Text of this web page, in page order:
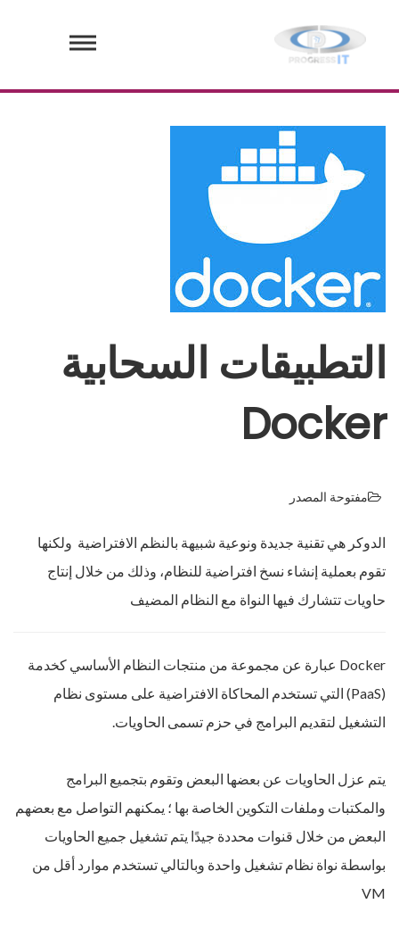
التطبيقات السحابية
Docker
مفتوحة المصدر
الدوكر هي تقنية جديدة ونوعية شبيهة بالنظم الافتراضية ‏ ولكنها
تقوم بعملية إنشاء نسخ افتراضية للنظام، وذلك من خلال إنتاج
حاويات تتشارك فيها النواة مع النظام المضيف
Docker عبارة عن مجموعة من منتجات النظام الأساسي كخدمة
(PaaS) التي تستخدم المحاكاة الافتراضية على مستوى نظام
التشغيل لتقديم البرامج في حزم تسمى الحاويات.
يتم عزل الحاويات عن بعضها البعض وتقوم بتجميع البرامج
والمكتبات وملفات التكوين الخاصة بها ؛ يمكنهم التواصل مع بعضهم
البعض من خلال قنوات محددة جيدًا يتم تشغيل جميع الحاويات
بواسطة نواة نظام تشغيل واحدة وبالتالي تستخدم موارد أقل من
VM